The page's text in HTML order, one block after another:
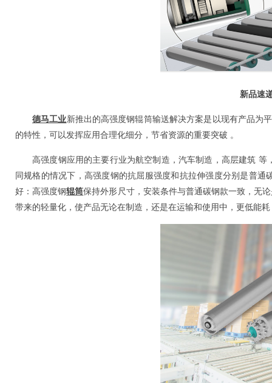
新品速
德马工业新推出的高强度钢辊筒输送解决方案是以现有产品为
的特性，可以发挥应用合理化细分，节省资源的重要突破 。
高强度钢应用的主要行业为航空制造，汽车制造，高层建筑 等
同规格的情况下，高强度钢的抗屈服强度和抗拉伸强度分别是普
好：高强度钢辊筒保持外形尺寸，安装条件与普通碳钢款一致，无
带来的轻量化，使产品无论在制造，还是在运输和使用中，更低能